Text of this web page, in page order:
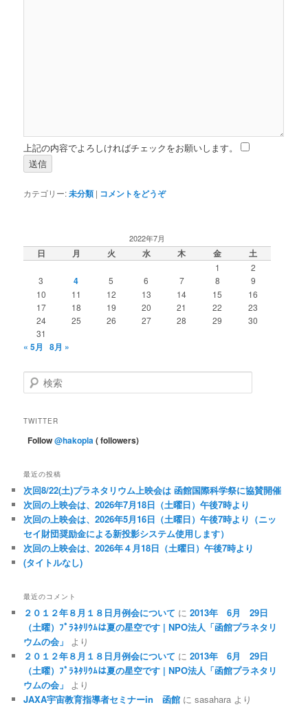
上記の内容でよろしければチェックをお願いします。
カテゴリー:未分類 | コメントをどうぞ
2022年7月
日 月 火 水 木 金 土
1
2
3
4 5 6 7 8
9
10
11 12 13 14 15
16
17
18 19 20 21 22
23
24
25 26 27 28 29
30
31
« 5月 8月 »
検
索
TWITTER
Follow@hakopla ( followers)
最近の投稿
次回8/22(土)プラネタリウム上映会は 函館国際科学祭に協賛開催
次回の上映会は、2026年7月18日（土曜日）午後7時より
次回の上映会は、2026年5月16日（土曜日）午後7時より（ニッ
セイ財団奨励金による新投影システム使用します）
次回の上映会は、2026年４月18日（土曜日）午後7時より
(タイトルなし)
最近のコメント
２０１２年８月１８日月例会について に2013年 6月 29日
（土曜）ﾌﾟﾗﾈﾀﾘｳﾑは夏の星空です | NPO法人「函館プラネタリ
ウムの会」
より
２０１２年８月１８日月例会について に2013年 6月 29日
（土曜）ﾌﾟﾗﾈﾀﾘｳﾑは夏の星空です | NPO法人「函館プラネタリ
ウムの会」
より
JAXA宇宙教育指導者セミナーin 函館 にsasahara より